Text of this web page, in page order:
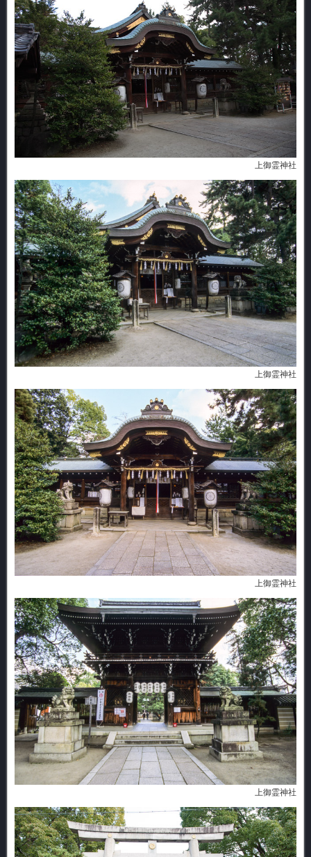
上御霊神社
上御霊神社
上御霊神社
上御霊神社